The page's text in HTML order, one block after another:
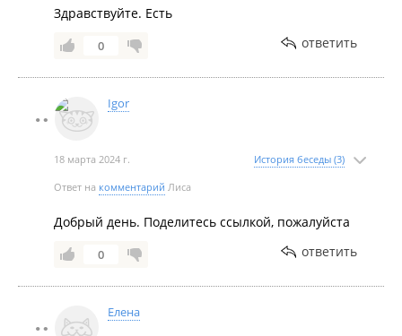
Май 2021
Апрель 2021
Здравствуйте. Есть
0 ответить
Igor
18 марта 2024 г. История беседы (3)
Ответ на комментарий Лиса
Добрый день. Поделитесь ссылкой, пожалуйста
0 ответить
Елена